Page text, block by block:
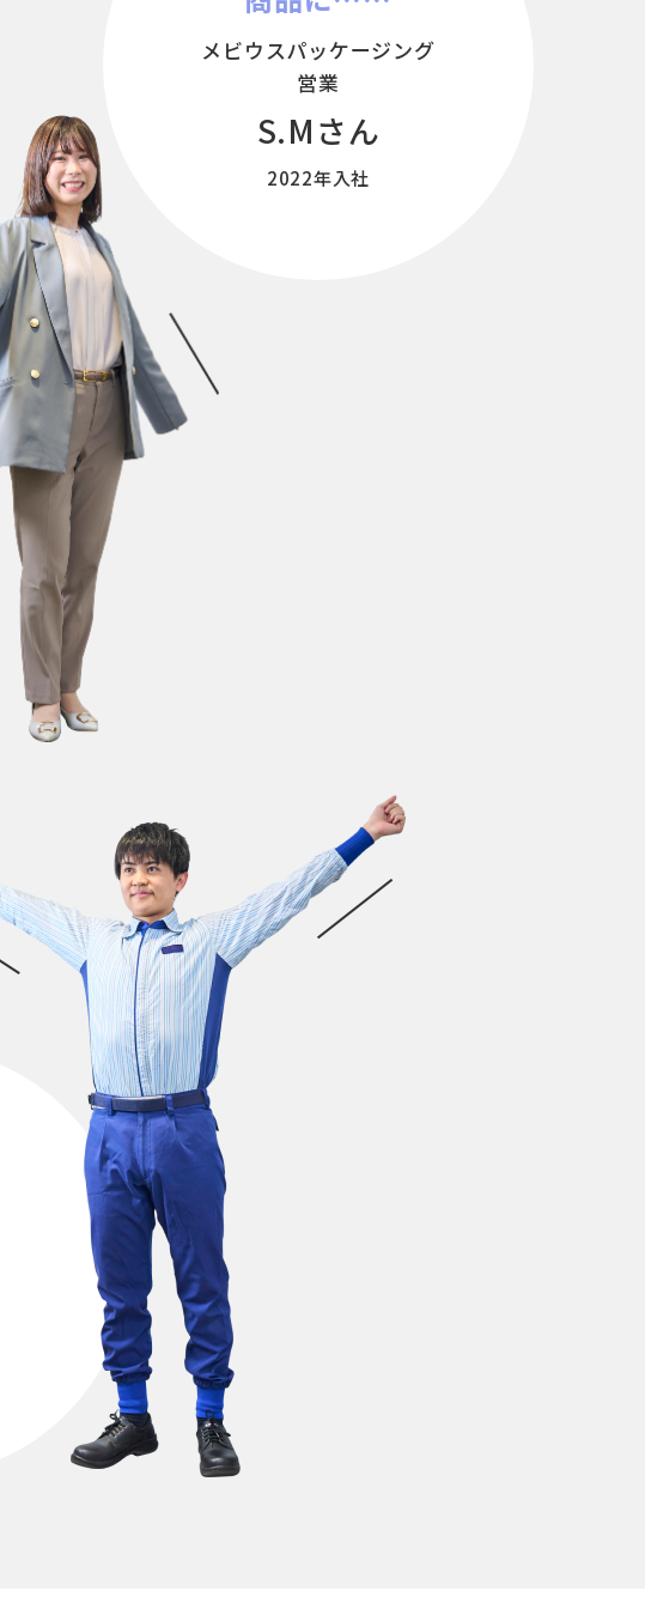
メビウスパッケージング
営業
S.Mさん
2022年入社
グループ採用について
本音で語る、人事座談会
募集要項・選考フロー
よくあるご質問